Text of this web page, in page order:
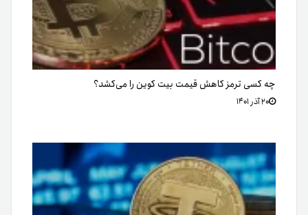
چه کسی ترمز کاهش قیمت بیت کوین را می‌کشد؟
۲۰ آذر ۱۴۰۱